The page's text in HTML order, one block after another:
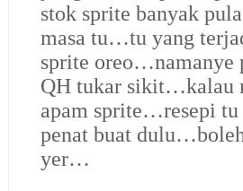
stok sprite banyak
masa tu…tu yang
sprite oreo…namanye
QH tukar sikit…kalau
apam sprite…resepi tu
penat buat
yer…